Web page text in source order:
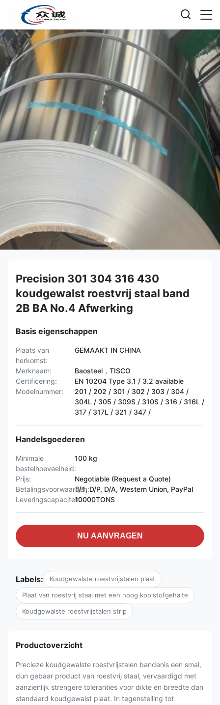
Precision 301 304 316 430
koudgewalst roestvrij staal band
2B BA No.4 Afwerking
Basis eigenschappen
Plaats van
herkomst:
GEMAAKT IN CHINA
Merknaam:
Baosteel，TISCO
Certificering:
EN 10204 Type 3.1 / 3.2 available
Modelnummer:
201 / 202 / 301 / 302 / 303 / 304 /
304L / 305 / 309S / 310S / 316 / 316L /
317 / 317L / 321 / 347 /
Handelsgoederen
Minimale
bestelhoeveelheid:
100 kg
Prijs:
Negotiable (Request a Quote)
Betalingsvoorwaarden:T/T, D/P, D/A, Western Union, PayPal
Leveringscapaciteit:10000TONS
NU AANVRAGEN
Labels: Koudgewalste roestvrijstalen plaat
Plaat van roestvrij staal met een hoog koolstofgehalte
Koudgewalste roestvrijstalen strip
Productoverzicht
Precieze koudgewalste roestvrijstalen bandenis een smal,
dun gebaar product van roestvrij staal, vervaardigd met
aanzienlijk strengere toleranties voor dikte en breedte dan
standaard koudgewalst plaat. In tegenstelling tot